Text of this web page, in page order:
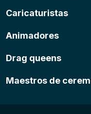
Caricaturistas
Animadores
Drag queens
Maestros de